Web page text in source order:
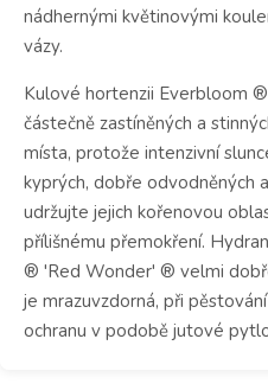
nádhernými květinovými
vázy.
Kulové hortenzii Everbloom
částečně zastíněných a
místa, protože intenzivní
kyprých, dobře odvodněných
udržujte jejich kořenovou
přílišnému přemokření.
® 'Red Wonder' ® velmi
je mrazuvzdorná, při
ochranu v podobě jutové